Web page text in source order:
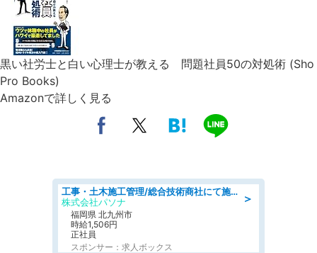
黒い社労士と白い心理士が教える 問題社員50の対処術 (Sho
Pro Books)
Amazonで詳しく見る
＞
工事・土木施工管理/総合技術商社にて施工管理のお仕事/即日勤務可/車通勤可/工事・土木施工管理/生産・品質管理
株式会社パソナ
福岡県 北九州市
時給1,506円
正社員
スポンサー：求人ボックス